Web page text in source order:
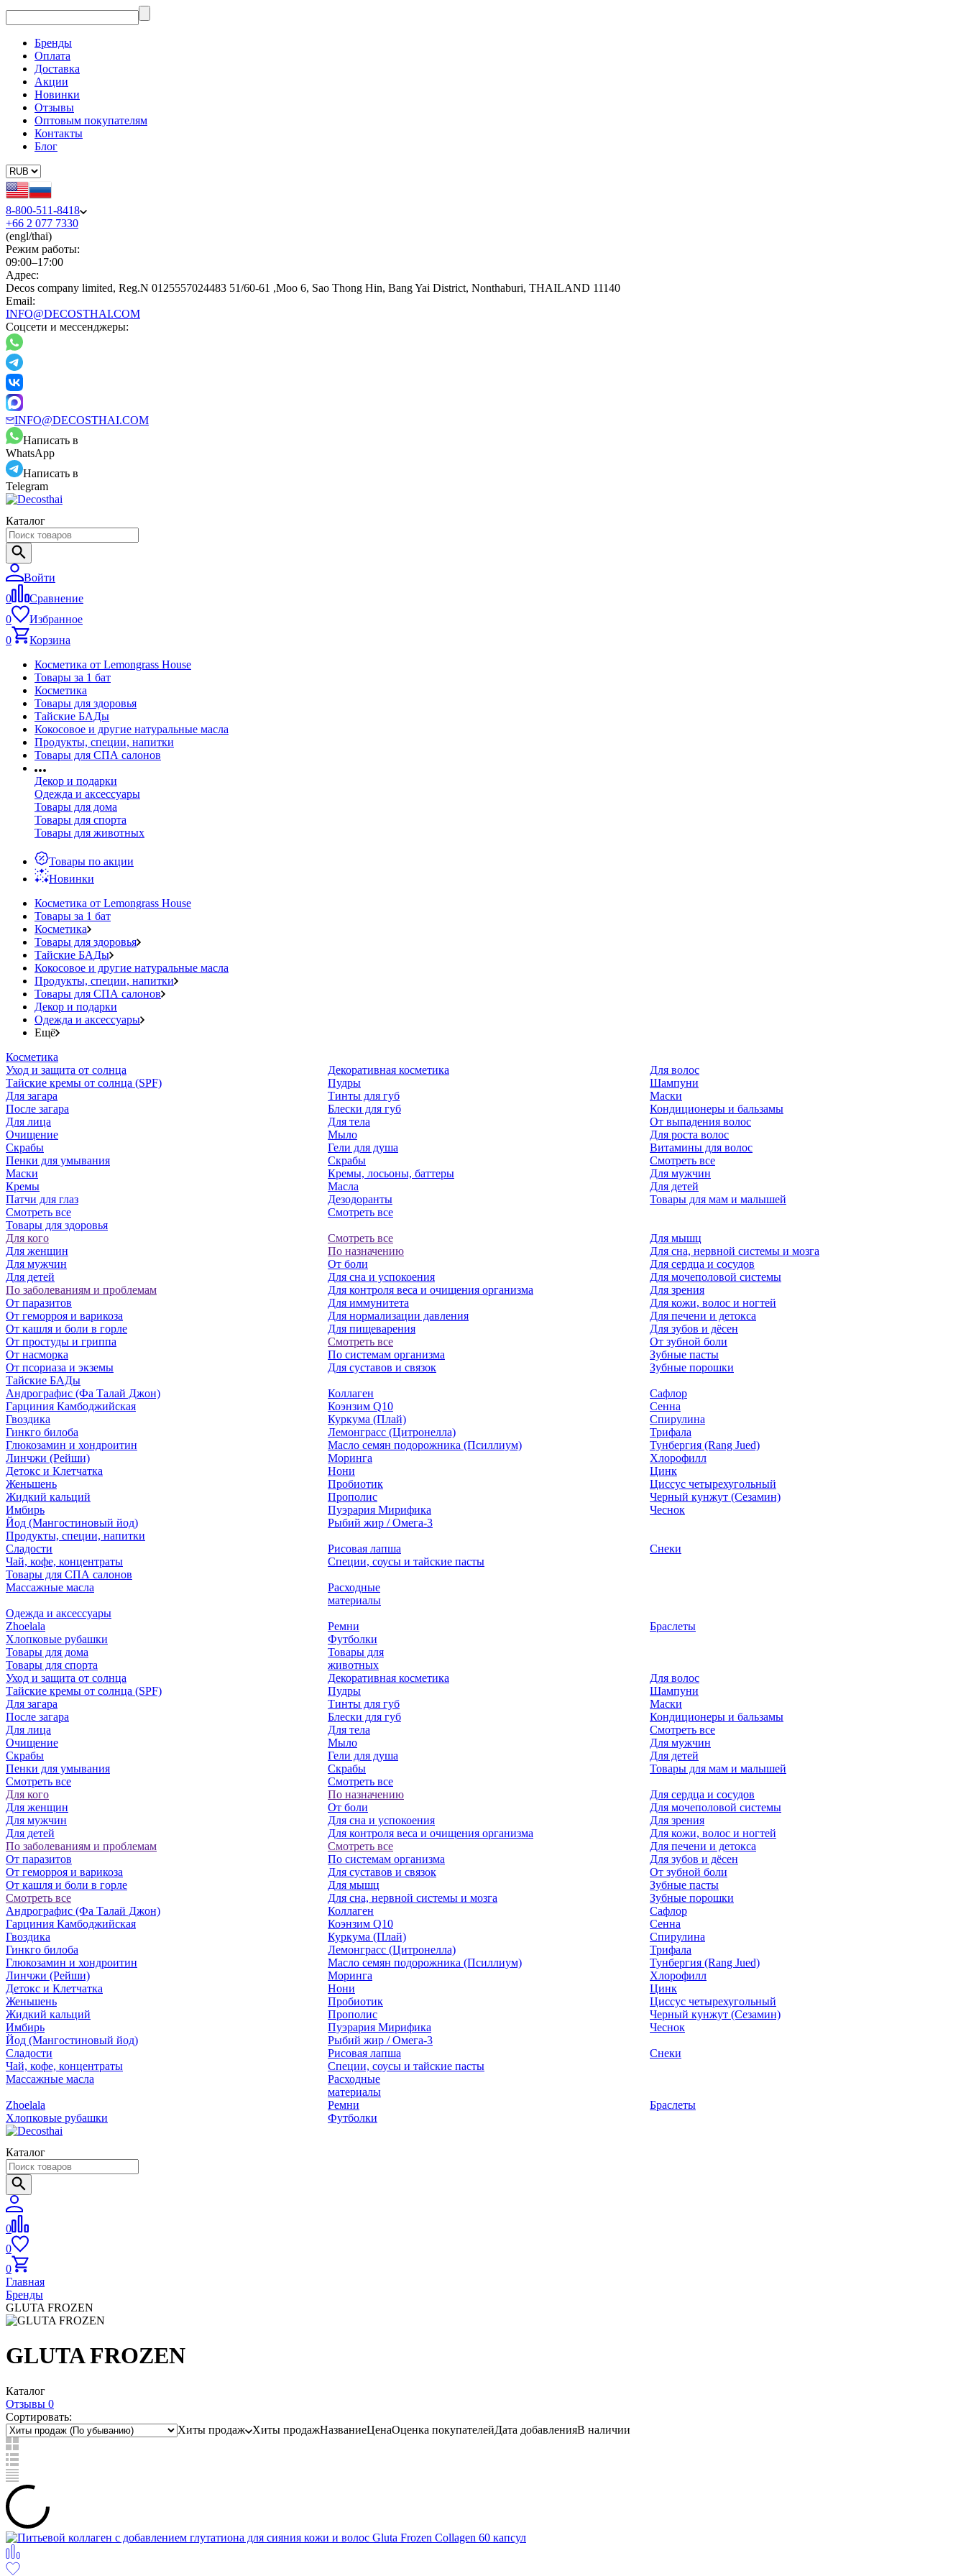
Бренды
Оплата
Доставка
Акции
Новинки
Отзывы
Оптовым покупателям
Контакты
Блог
8-800-511-8418
+66 2 077 7330
(engl/thai)
Режим работы:
09:00–17:00
Адрес:
Decos company limited, Reg.N 0125557024483 51/60-61 ,Moo 6, Sao Thong Hin, Bang Yai District, Nonthaburi, THAILAND 11140
Email:
INFO@DECOSTHAI.COM
Соцсети и мессенджеры:
INFO@DECOSTHAI.COM
Написать в
WhatsApp
Написать в
Telegram
Каталог
Войти
0
Сравнение
0
Избранное
0
Корзина
Косметика от Lemongrass House
Товары за 1 бат
Косметика
Товары для здоровья
Тайские БАДы
Кокосовое и другие натуральные масла
Продукты, специи, напитки
Товары для СПА салонов
Декор и подарки
Одежда и аксессуары
Товары для дома
Товары для спорта
Товары для животных
Товары по акции
Новинки
Косметика от Lemongrass House
Товары за 1 бат
Косметика
Товары для здоровья
Тайские БАДы
Кокосовое и другие натуральные масла
Продукты, специи, напитки
Товары для СПА салонов
Декор и подарки
Одежда и аксессуары
Ещё
Косметика
Уход и защита от солнца
Тайские кремы от солнца (SPF)
Для загара
После загара
Для лица
Очищение
Скрабы
Пенки для умывания
Маски
Кремы
Патчи для глаз
Смотреть все
Декоративная косметика
Пудры
Тинты для губ
Блески для губ
Для тела
Мыло
Гели для душа
Скрабы
Кремы, лосьоны, баттеры
Масла
Дезодоранты
Смотреть все
Для волос
Шампуни
Маски
Кондиционеры и бальзамы
От выпадения волос
Для роста волос
Витамины для волос
Смотреть все
Для мужчин
Для детей
Товары для мам и малышей
Товары для здоровья
Для кого
Для женщин
Для мужчин
Для детей
По заболеваниям и проблемам
От паразитов
Oт геморроя и варикоза
От кашля и боли в горле
От простуды и гриппа
От насморка
Oт псориаза и экземы
Смотреть все
По назначению
От боли
Для сна и успокоения
Для контроля веса и очищения организма
Для иммунитета
Для нормализации давления
Для пищеварения
Смотреть все
По системам организма
Для суставов и связок
Для мышц
Для сна, нервной системы и мозга
Для сердца и сосудов
Для мочеполовой системы
Для зрения
Для кожи, волос и ногтей
Для печени и детокса
Для зубов и дёсен
От зубной боли
Зубные пасты
Зубные порошки
Тайские БАДы
Андрографис (Фа Талай Джон)
Гарциния Камбоджийская
Гвоздика
Гинкго билоба
Глюкозамин и хондроитин
Линчжи (Рейши)
Детокс и Клетчатка
Женьшень
Жидкий кальций
Имбирь
Йод (Мангостиновый йод)
Коллаген
Коэнзим Q10
Куркума (Плай)
Лемонграсс (Цитронелла)
Масло семян подорожника (Псиллиум)
Моринга
Нони
Пробиотик
Прополис
Пуэрария Мирифика
Рыбий жир / Омега-3
Сафлор
Сенна
Спирулина
Трифала
Тунбергия (Rang Jued)
Хлорофилл
Цинк
Циссус четырехугольный
Черный кунжут (Сезамин)
Чеснок
Продукты, специи, напитки
Сладости
Чай, кофе, концентраты
Рисовая лапша
Специи, соусы и тайские пасты
Снеки
Товары для СПА салонов
Массажные масла
Расходные
материалы
Одежда и аксессуары
Zhoelala
Хлопковые рубашки
Ремни
Футболки
Браслеты
Товары для дома
Товары для спорта
Товары для
животных
Уход и защита от солнца
Тайские кремы от солнца (SPF)
Для загара
После загара
Для лица
Очищение
Скрабы
Пенки для умывания
Смотреть все
Декоративная косметика
Пудры
Тинты для губ
Блески для губ
Для тела
Мыло
Гели для душа
Скрабы
Смотреть все
Для волос
Шампуни
Маски
Кондиционеры и бальзамы
Смотреть все
Для мужчин
Для детей
Товары для мам и малышей
Для кого
Для женщин
Для мужчин
Для детей
По заболеваниям и проблемам
От паразитов
Oт геморроя и варикоза
От кашля и боли в горле
Смотреть все
По назначению
От боли
Для сна и успокоения
Для контроля веса и очищения организма
Смотреть все
По системам организма
Для суставов и связок
Для мышц
Для сна, нервной системы и мозга
Для сердца и сосудов
Для мочеполовой системы
Для зрения
Для кожи, волос и ногтей
Для печени и детокса
Для зубов и дёсен
От зубной боли
Зубные пасты
Зубные порошки
Андрографис (Фа Талай Джон)
Гарциния Камбоджийская
Гвоздика
Гинкго билоба
Глюкозамин и хондроитин
Линчжи (Рейши)
Детокс и Клетчатка
Женьшень
Жидкий кальций
Имбирь
Йод (Мангостиновый йод)
Коллаген
Коэнзим Q10
Куркума (Плай)
Лемонграсс (Цитронелла)
Масло семян подорожника (Псиллиум)
Моринга
Нони
Пробиотик
Прополис
Пуэрария Мирифика
Рыбий жир / Омега-3
Сафлор
Сенна
Спирулина
Трифала
Тунбергия (Rang Jued)
Хлорофилл
Цинк
Циссус четырехугольный
Черный кунжут (Сезамин)
Чеснок
Сладости
Чай, кофе, концентраты
Рисовая лапша
Специи, соусы и тайские пасты
Снеки
Массажные масла
Расходные
материалы
Zhoelala
Хлопковые рубашки
Ремни
Футболки
Браслеты
Каталог
0
0
0
Главная
Бренды
GLUTA FROZEN
GLUTA FROZEN
Каталог
Отзывы 0
Сортировать:
Хиты продаж
Хиты продажНазваниеЦенаОценка покупателейДата добавленияВ наличии